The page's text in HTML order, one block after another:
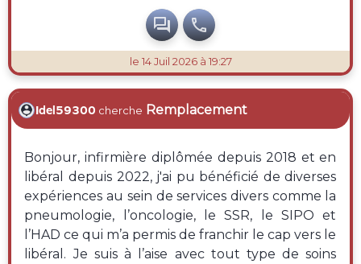
 
le 14 Juil 2026 à 19:27
Idel59300 cherche Remplacement
Bonjour, infirmière diplômée depuis 2018 et en
libéral depuis 2022, j'ai pu bénéficié de diverses
expériences au sein de services divers comme la
pneumologie, l’oncologie, le SSR, le SIPO et
l’HAD ce qui m’a permis de franchir le cap vers le
libéral. Je suis à l’aise avec tout type de soins